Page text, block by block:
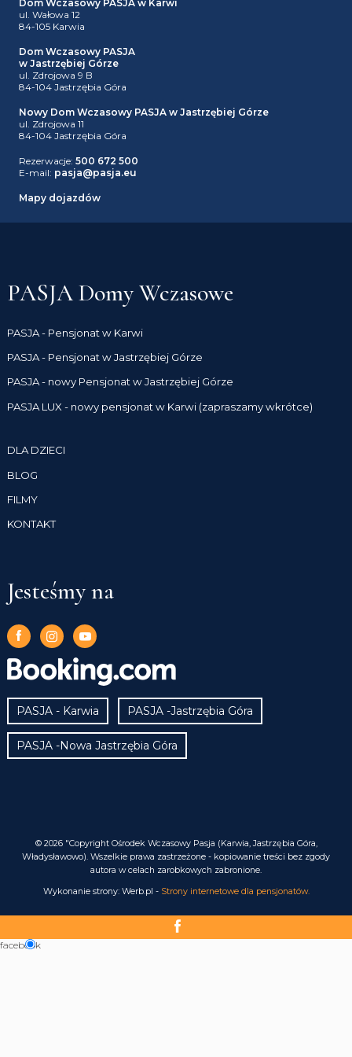
Dom Wczasowy PASJA w Karwi
ul. Wałowa 12
84-105 Karwia
Dom Wczasowy PASJA
w Jastrzębiej Górze
ul. Zdrojowa 9 B
84-104 Jastrzębia Góra
Nowy Dom Wczasowy PASJA w Jastrzębiej Górze
ul. Zdrojowa 11
84-104 Jastrzębia Góra
Rezerwacje: 500 672 500
E-mail: pasja@pasja.eu
Mapy dojazdów
PASJA Domy Wczasowe
PASJA - Pensjonat w Karwi
PASJA - Pensjonat w Jastrzębiej Górze
PASJA - nowy Pensjonat w Jastrzębiej Górze
PASJA LUX - nowy pensjonat w Karwi (zapraszamy wkrótce)
DLA DZIECI
BLOG
FILMY
KONTAKT
Jesteśmy na
PASJA - Karwia PASJA -Jastrzębia Góra
PASJA -Nowa Jastrzębia Góra
© 2026 "Copyright Ośrodek Wczasowy Pasja (Karwia, Jastrzębia Góra,
Władysławowo). Wszelkie prawa zastrzeżone - kopiowanie treści bez zgody
autora w celach zarobkowych zabronione.
Wykonanie strony: Werb.pl - Strony internetowe dla pensjonatów.
facebook